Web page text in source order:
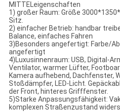
MITTELeigenschaften
1) großer Raum: Größe
Sitz.
2) einfacher Betrieb: handbar
Balance, einfaches Fahren
3)Besonders angefertigt: Farbe/
angefertigt
4)Luxusinnenraum: USB, Digital-
Ventilator, warmer Lüfter,
Kamera aufhebend, Dachfenster,
Stoßdämpfer, LED-Licht.
der Front, hinteres Grifffenster.
5)Starke Anpassungsfähigkeit:
komplexen Straßenzustand